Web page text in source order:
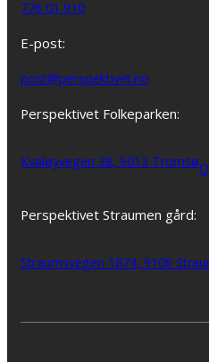
776 01 910
E-post:
post@perspektivet.no
Perspektivet Folkeparken:
Kvaløyvegen 38, 9013 Tromsø
Perspektivet Straumen gård:
Straumsvegen 1874, 9106